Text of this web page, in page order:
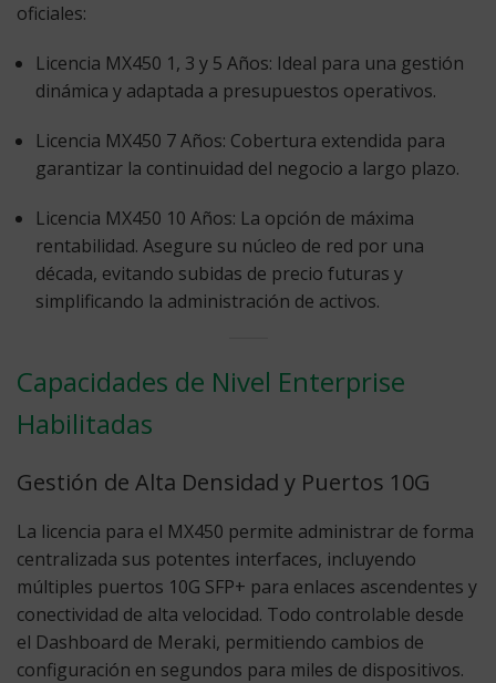
oficiales:
Licencia MX450 1, 3 y 5 Años: Ideal para una gestión
dinámica y adaptada a presupuestos operativos.
Licencia MX450 7 Años: Cobertura extendida para
garantizar la continuidad del negocio a largo plazo.
Licencia MX450 10 Años: La opción de máxima
rentabilidad. Asegure su núcleo de red por una
década, evitando subidas de precio futuras y
simplificando la administración de activos.
Capacidades de Nivel Enterprise
Habilitadas
Gestión de Alta Densidad y Puertos 10G
La licencia para el MX450 permite administrar de forma
centralizada sus potentes interfaces, incluyendo
múltiples puertos 10G SFP+ para enlaces ascendentes y
conectividad de alta velocidad. Todo controlable desde
el Dashboard de Meraki, permitiendo cambios de
configuración en segundos para miles de dispositivos.